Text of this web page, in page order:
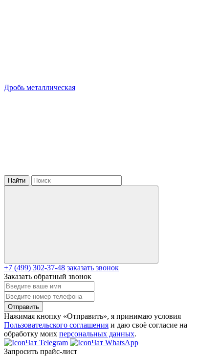
Дробь металлическая
Найти
+7 (499) 302-37-48 заказать звонок
Заказать обратный звонок
Отправить
Нажимая кнопку «Отправить», я принимаю условия
Пользовательского соглашения и даю своё согласие на
обработку моих персональных данных.
Чат Telegram
Чат WhatsApp
Запросить прайс-лист